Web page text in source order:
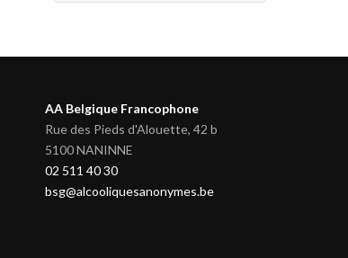
AA Belgique Francophone
Rue des Pieds d'Alouette, 42 b
5100 NANINNE
02 511 40 30
bsg@alcooliquesanonymes.be